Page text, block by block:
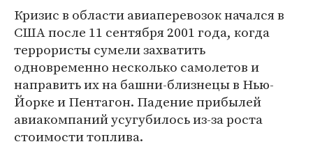
Кризис в области авиаперевозок начался в
США после 11 сентября 2001 года, когда
террористы сумели захватить
одновременно несколько самолетов и
направить их на башни-близнецы в Нью-
Йорке и Пентагон. Падение прибылей
авиакомпаний усугубилось из-за роста
стоимости топлива.